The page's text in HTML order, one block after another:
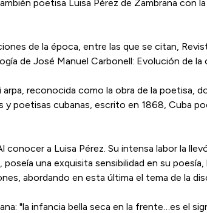
poetisa Luisa Pérez de Zambrana con
de la época, entre las que se citan,
de José Manuel Carbonell: Evolución de la
reconocida como la obra de la poetisa,
poetisas cubanas, escrito en 1868, Cuba
conocer a Luisa Pérez. Su intensa labor la
una exquisita sensibilidad en su
abordando en esta última el tema de la
"la infancia bella seca en la frente…es el